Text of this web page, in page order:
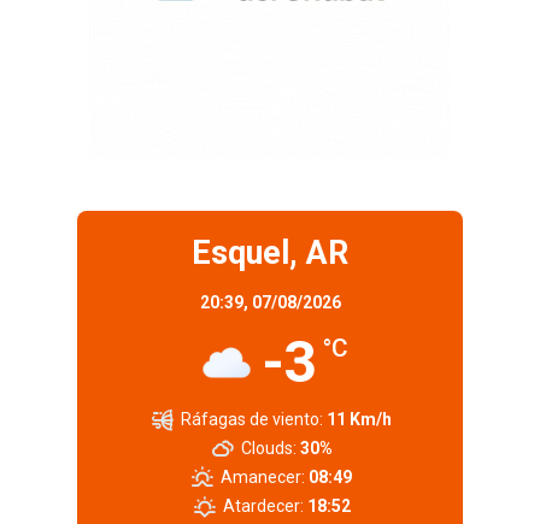
Esquel, AR
20:39, 07/08/2026
-3 °C
Ráfagas de viento: 11 Km/h
Clouds: 30%
Amanecer: 08:49
Atardecer: 18:52